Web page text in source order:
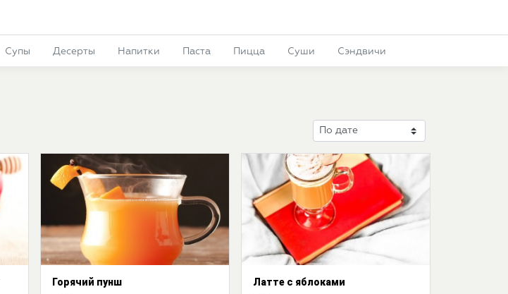
Супы Десерты Напитки Паста Пицца Суши Сэндвичи
Горячий пунш Латте с яблоками